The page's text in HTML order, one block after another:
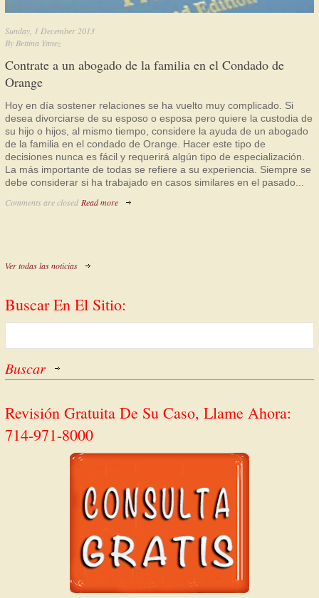
Sunday, 1 December 2013
By Bettina Yanez
Contrate a un abogado de la familia en el Condado de
Orange
Hoy en día sostener relaciones se ha vuelto muy complicado. Si
desea divorciarse de su esposo o esposa pero quiere la custodia de
su hijo o hijos, al mismo tiempo, considere la ayuda de un abogado
de la familia en el condado de Orange. Hacer este tipo de
decisiones nunca es fácil y requerirá algún tipo de especialización.
La más importante de todas se refiere a su experiencia. Siempre se
debe considerar si ha trabajado en casos similares en el pasado...
Comments are closed Read more
Ver todas las noticias
Buscar En El Sitio:
Revisión Gratuita De Su Caso, Llame Ahora:
714-971-8000